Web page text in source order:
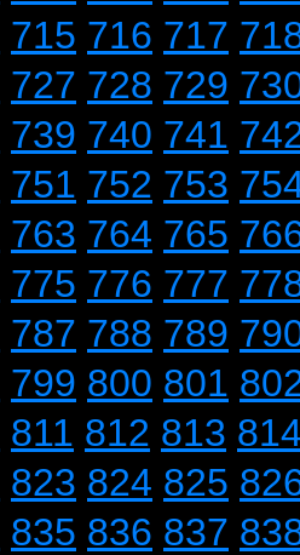
715 716 717
727 728 729
739 740 741
751 752 753
763 764 765
775 776 777
787 788 789
799 800 801
811 812 813
823 824 825
835 836 837